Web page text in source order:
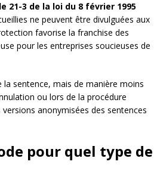
21-3 de la loi du 8 février 1995
ne peuvent être divulguées aux
favorise la franchise des
pour les entreprises soucieuses de
sentence, mais de manière moins
ou lors de la procédure
anonymisées des sentences
pour quel type de